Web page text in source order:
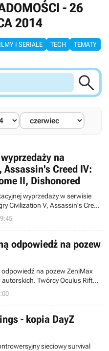
- 26
2014
I SERIALE TECH TEMATY

na
Creed IV:
II, Dishonored
wyprzedaży w serwisie
Europa Universalis
również błyskawiczne okazje
odpowiedź na pozew
na pozew ZeniMax
Twórcy Oculus Rifta
„ani linijki” kodu, ani
ZeniMax Media, które według
wirtualnej rzeczywistości.
wielki błąd,
VR dwa lata temu.
- kopia DayZ
sieciowy survival